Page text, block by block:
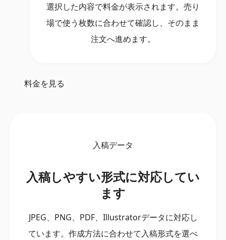
選択した内容で料金が表示されます。売り
場で使う枚数に合わせて確認し、そのまま
注文へ進めます。
料金を見る
入稿データ
入稿しやすい形式に対応してい
ます
JPEG、PNG、PDF、Illustratorデータに対応し
ています。作成方法に合わせて入稿形式を選べ